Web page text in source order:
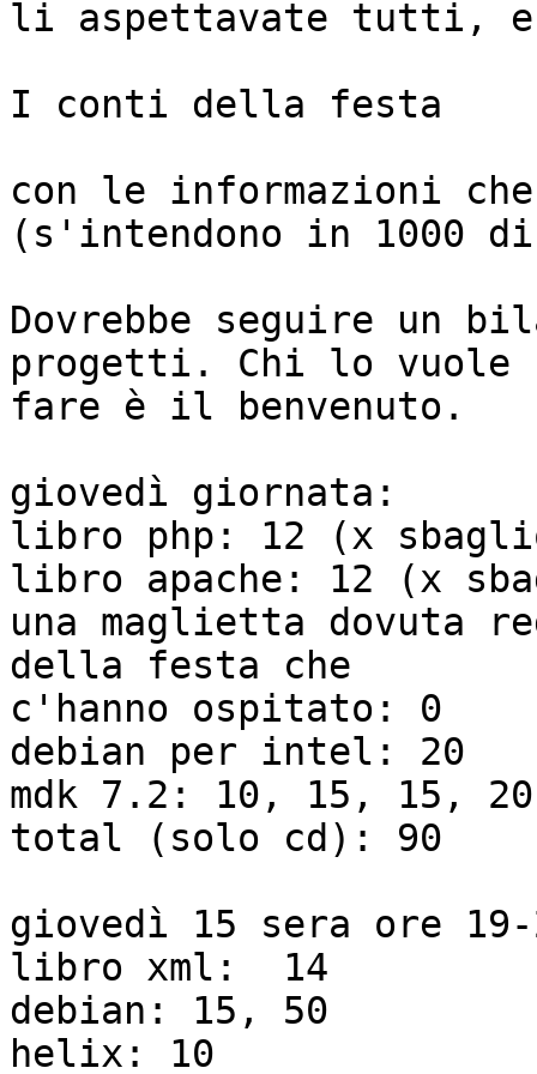
li aspettavate tutti,
I conti della festa
con le informazioni
(s'intendono in 1000
Dovrebbe seguire un
progetti. Chi lo vuole
fare è il benvenuto.
giovedì giornata:
libro php: 12 (x
libro apache: 12 (x
una maglietta dovuta
della festa che
c'hanno ospitato: 0
debian per intel: 20
mdk 7.2: 10, 15, 15,
total (solo cd): 90
giovedì 15 sera ore
libro xml:  14
debian: 15, 50
helix: 10